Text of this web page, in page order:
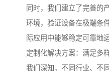
同时，我们建立了完善的
环境，验证设备在极端条
际应用中能够稳定可靠地运
定制化解决方案：满足多
我们深知，不同行业、不